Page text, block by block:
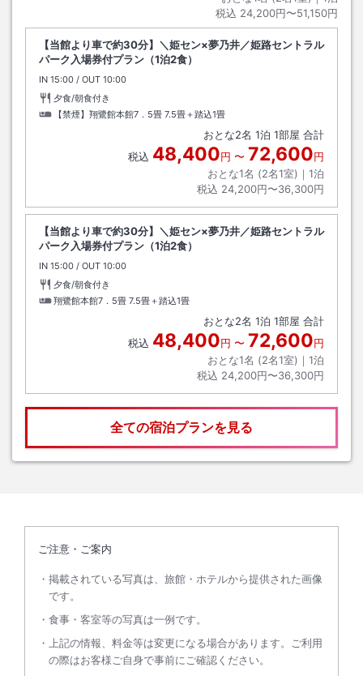
税込 24,200円〜51,150円
【当館より車で約30分】＼姫セン×夢乃井／姫路セントラル
パーク入場券付プラン（1泊2食）
IN チェックイン
15:00 / OUT チェックアウト
10:00
夕食/朝食付き
【禁煙】翔鷺館本館7．5畳 7.5畳＋踏込1畳
おとな2名 1泊 1部屋 合計
税込 48,400円 〜 72,600円
おとな1名 (2名1室)｜ 1泊
税込 24,200円〜36,300円
【当館より車で約30分】＼姫セン×夢乃井／姫路セントラル
パーク入場券付プラン（1泊2食）
IN チェックイン
15:00 / OUT チェックアウト
10:00
夕食/朝食付き
翔鷺館本館7．5畳 7.5畳＋踏込1畳
おとな2名 1泊 1部屋 合計
税込 48,400円 〜 72,600円
おとな1名 (2名1室)｜ 1泊
税込 24,200円〜36,300円
全ての宿泊プランを見る
ご注意・ご案内
掲載されている写真は、旅館・ホテルから提供された画像
です。
食事・客室等の写真は一例です。
上記の情報、料金等は変更になる場合があります。ご利用
の際はお客様ご自身で事前にご確認ください。